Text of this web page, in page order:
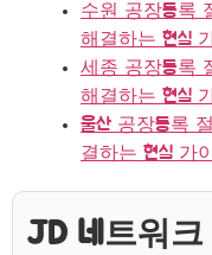
수원 공장등록
해결하는 현실
세종 공장등록
해결하는 현실
울산 공장등록
결하는 현실 가
JD 네트워